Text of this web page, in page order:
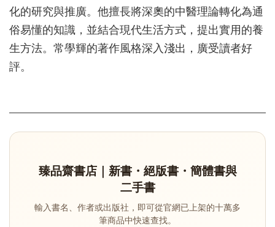
化的研究與推廣。他擅長將深奧的中醫理論轉化為通
俗易懂的知識，並結合現代生活方式，提出實用的養
生方法。常學輝的著作風格深入淺出，廣受讀者好
評。